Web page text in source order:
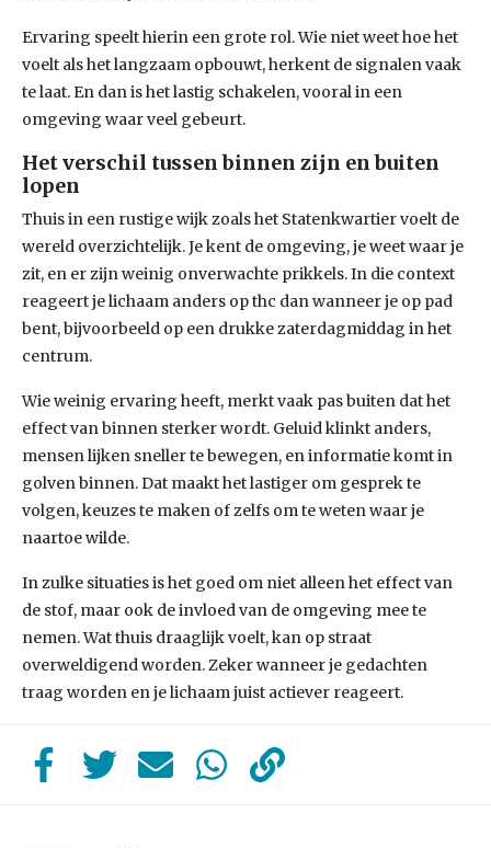
Ervaring speelt hierin een grote rol. Wie niet weet hoe het
voelt als het langzaam opbouwt, herkent de signalen vaak
te laat. En dan is het lastig schakelen, vooral in een
omgeving waar veel gebeurt.
Het verschil tussen binnen zijn en buiten
lopen
Thuis in een rustige wijk zoals het Statenkwartier voelt de
wereld overzichtelijk. Je kent de omgeving, je weet waar je
zit, en er zijn weinig onverwachte prikkels. In die context
reageert je lichaam anders op thc dan wanneer je op pad
bent, bijvoorbeeld op een drukke zaterdagmiddag in het
centrum.
Wie weinig ervaring heeft, merkt vaak pas buiten dat het
effect van binnen sterker wordt. Geluid klinkt anders,
mensen lijken sneller te bewegen, en informatie komt in
golven binnen. Dat maakt het lastiger om gesprek te
volgen, keuzes te maken of zelfs om te weten waar je
naartoe wilde.
In zulke situaties is het goed om niet alleen het effect van
de stof, maar ook de invloed van de omgeving mee te
nemen. Wat thuis draaglijk voelt, kan op straat
overweldigend worden. Zeker wanneer je gedachten
traag worden en je lichaam juist actiever reageert.